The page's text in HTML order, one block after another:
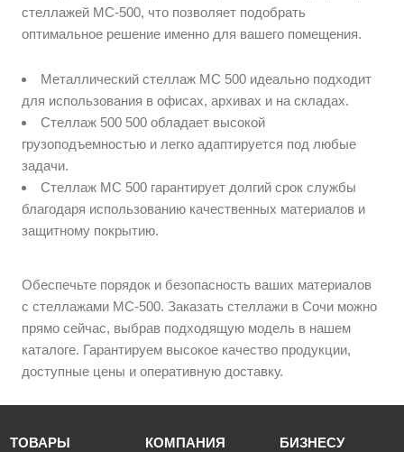
стеллажей МС-500, что позволяет подобрать
оптимальное решение именно для вашего помещения.
Металлический стеллаж МС 500 идеально подходит
для использования в офисах, архивах и на складах.
Стеллаж 500 500 обладает высокой
грузоподъемностью и легко адаптируется под любые
задачи.
Стеллаж МС 500 гарантирует долгий срок службы
благодаря использованию качественных материалов и
защитному покрытию.
Обеспечьте порядок и безопасность ваших материалов
с стеллажами МС-500. Заказать стеллажи в Сочи можно
прямо сейчас, выбрав подходящую модель в нашем
каталоге. Гарантируем высокое качество продукции,
доступные цены и оперативную доставку.
ТОВАРЫ КОМПАНИЯ БИЗНЕСУ